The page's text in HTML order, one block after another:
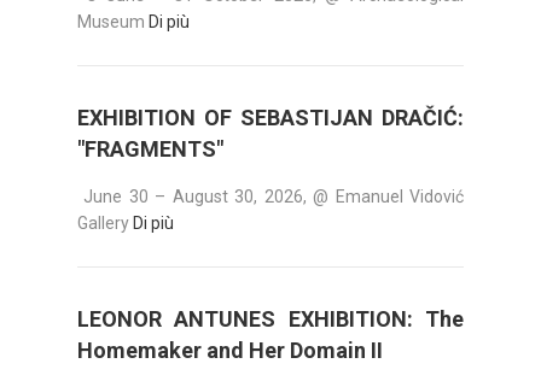
Museum Di più
EXHIBITION OF SEBASTIJAN DRAČIĆ:
"FRAGMENTS"
June 30 – August 30, 2026, @ Emanuel Vidović
Gallery Di più
LEONOR ANTUNES EXHIBITION: The
Homemaker and Her Domain II